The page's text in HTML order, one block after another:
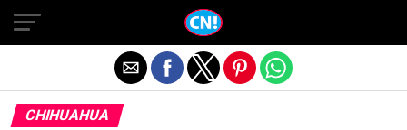
CHIHUAHUA
Salir de la versión móvil